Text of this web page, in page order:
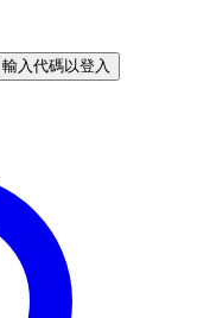
輸入代碼以登入